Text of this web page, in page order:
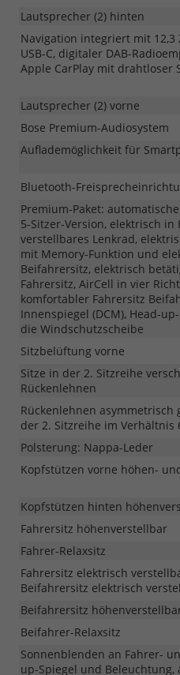
Lautsprecher (2) hinten
Navigation integriert mit 12,3
USB-C, digitaler DAB-
Apple CarPlay mit drahtloser
Lautsprecher (2) vorne
Bose Premium-Audiosystem
Auflademöglichkeit für
Bluetooth-
Premium-Paket:
5-Sitzer-Version, elektrisch in
verstellbares Lenkrad,
mit Memory-Funktion und
Beifahrersitz, elektrisch
Fahrersitz, AirCell in vier
komfortabler Fahrersitz
Innenspiegel (DCM), Head-
die Windschutzscheibe
Sitzbelüftung vorne
Sitze in der 2. Sitzreihe
Rückenlehnen
Rückenlehnen
der 2. Sitzreihe im Verhältnis
Polsterung: Nappa-Leder
Kopfstützen vorne höhen-
Kopfstützen hinten
Fahrersitz höhenverstellbar
Fahrer-Relaxsitz
Fahrersitz elektrisch
Beifahrersitz elektrisch
Beifahrersitz
Beifahrer-Relaxsitz
Sonnenblenden an Fahrer-
up-Spiegel und Beleuchtung,